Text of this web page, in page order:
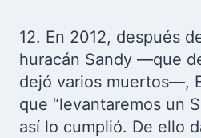
12. En 2012, después
huracán Sandy —que
dejó varios muertos—,
que “levantaremos un
así lo cumplió. De ello